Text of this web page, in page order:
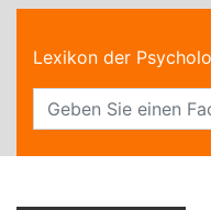
Lexikon der